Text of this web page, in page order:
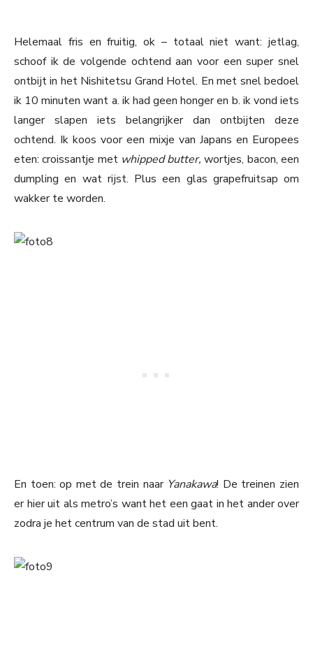
Helemaal fris en fruitig, ok – totaal niet want: jetlag,
schoof ik de volgende ochtend aan voor een super snel
ontbijt in het Nishitetsu Grand Hotel. En met snel bedoel
ik 10 minuten want a. ik had geen honger en b. ik vond iets
langer slapen iets belangrijker dan ontbijten deze
ochtend. Ik koos voor een mixje van Japans en Europees
eten: croissantje met whipped butter,wortjes, bacon, een
dumpling en wat rijst. Plus een glas grapefruitsap om
wakker te worden.
En toen: op met de trein naar Yanakawa! De treinen zien
er hier uit als metro’s want het een gaat in het ander over
zodra je het centrum van de stad uit bent.